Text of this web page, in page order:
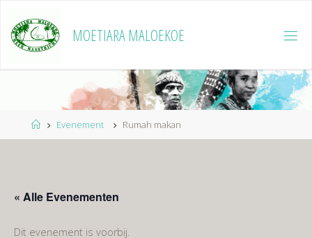
naar
de
MOETIARA MALOEKOE
HomeEvenement Rumah makan
« Alle Evenementen
Dit evenement is voorbij.